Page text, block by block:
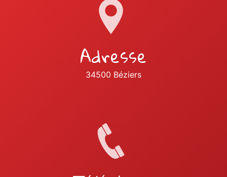
Adresse
34500 Béziers